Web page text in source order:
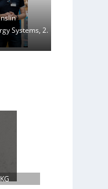
Systems, 2.